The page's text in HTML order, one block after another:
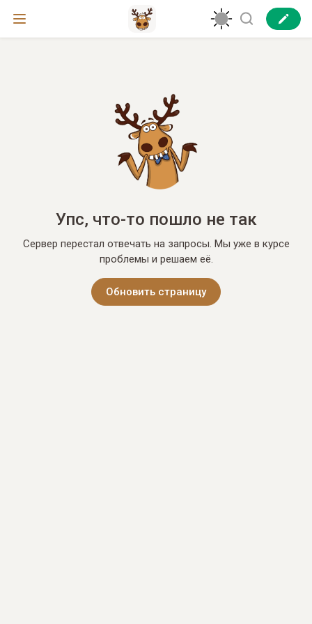
Упс, что-то пошло не так
Сервер перестал отвечать на запросы. Мы уже в курсе
проблемы и решаем её.
Обновить страницу